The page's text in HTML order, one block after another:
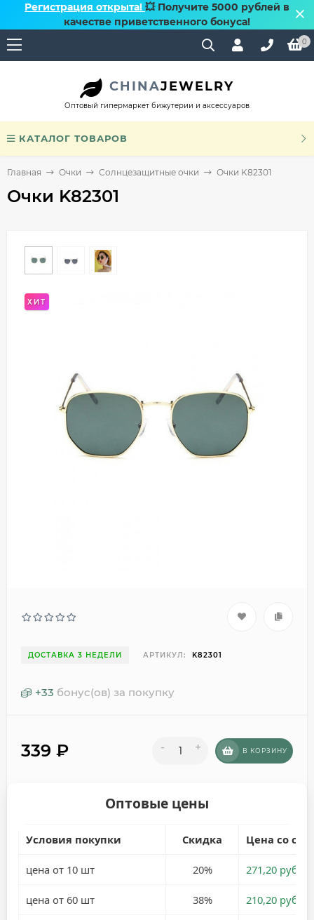
Регистрация открыта! 💥 Получите 5000 рублей в
качестве приветственного бонуса!
0
CHINAJEWELRY
Оптовый гипермаркет бижутерии и аксессуаров
КАТАЛОГ ТОВАРОВ
Главная Очки Солнцезащитные очки Очки K82301
Очки K82301
ХИТ
ДОСТАВКА 3 НЕДЕЛИ АРТИКУЛ: K82301
+33 бонус(ов) за покупку
339 ₽ - + В КОРЗИНУ
Оптовые цены
Условия покупки Скидка Цена со
цена от 10 шт 20% 271,20 руб.
цена от 60 шт 38% 210,20 руб.